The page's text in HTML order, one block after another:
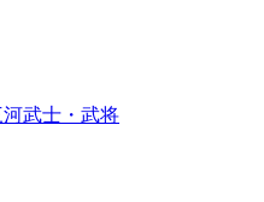
武士・武将